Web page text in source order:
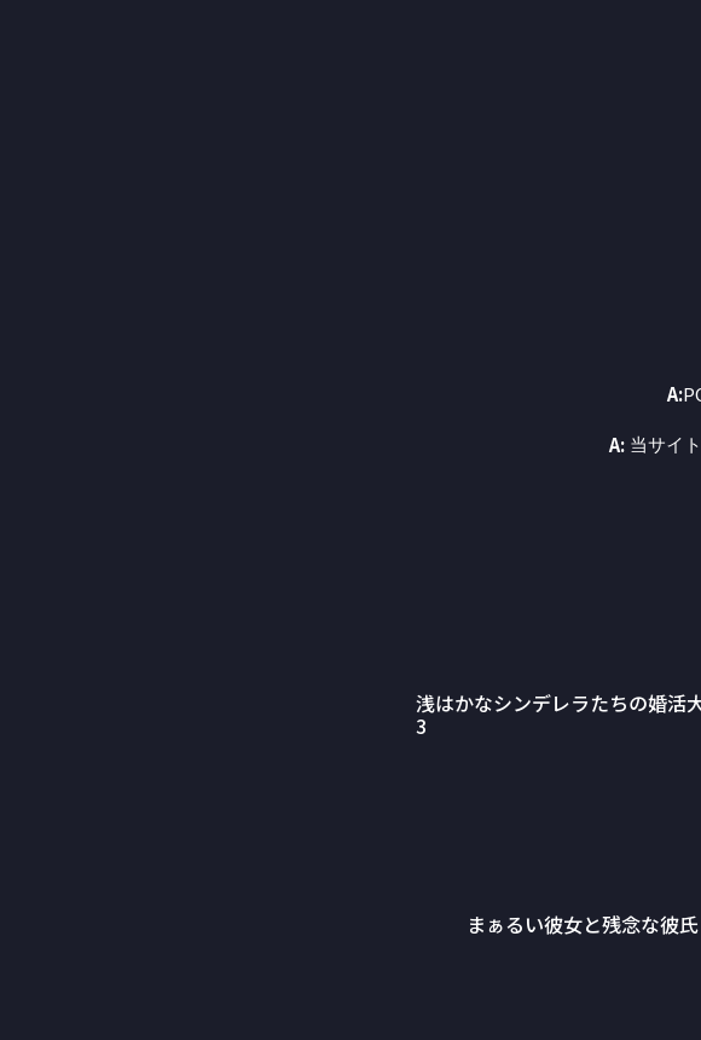
A:
A: 当サイ
浅はかなシンデレラたちの婚活
3
まぁるい彼女と残念な彼氏